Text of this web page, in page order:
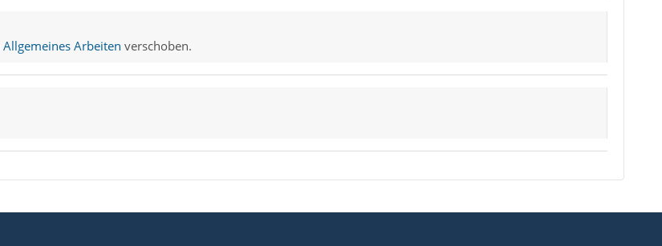
Allgemeines Arbeiten verschoben.